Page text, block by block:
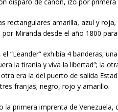
rectangulares amarilla, azul y
Miranda desde el año 1800
el “Leander” exhibía 4 banderas;
la tiranía y viva la libertad”; la
era la del puerto de salida
franjas; negro, rojo y amarillo.
la primera imprenta de